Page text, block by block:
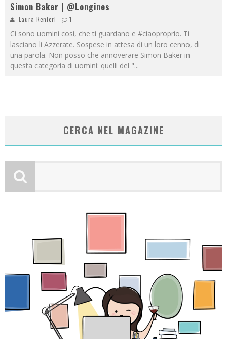
Simon Baker | @Longines
Laura Renieri 1
Ci sono uomini così, che ti guardano e #ciaoproprio. Ti
lasciano li Azzerate. Sospese in attesa di un loro cenno, di
una parola. Non posso che annoverare Simon Baker in
questa categoria di uomini: quelli del "...
CERCA NEL MAGAZINE